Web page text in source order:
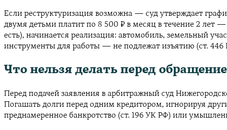
Если реструктуризация возможна — суд утверждает
двумя детьми платит по 8 500 ₽ в месяц в течение 2 лет
есть), начинается реализация: автомобиль, земельный
инструменты для работы — не подлежат изъятию (ст. 446
Что нельзя делать перед
Перед подачей заявления в арбитражный суд
Погашать долги перед одним кредитором, игнорируя
преднамеренное банкротство (ст. 196 УК РФ) или